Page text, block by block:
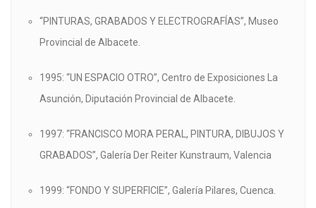
“PINTURAS, GRABADOS Y ELECTROGRAFÍAS”, Museo
Provincial de Albacete.
1995: “UN ESPACIO OTRO”, Centro de Exposiciones La
Asunción, Diputación Provincial de Albacete.
1997: “FRANCISCO MORA PERAL, PINTURA, DIBUJOS Y
GRABADOS”, Galería Der Reiter Kunstraum, Valencia
1999: “FONDO Y SUPERFICIE”, Galería Pilares, Cuenca.